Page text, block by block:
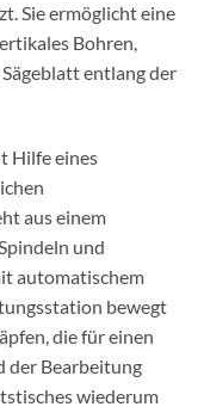
Sie ermöglicht eine
Bohren,
entlang der
Hilfe eines
aus einem
und
automatischem
bewegt
die für einen
der Bearbeitung
wiederum